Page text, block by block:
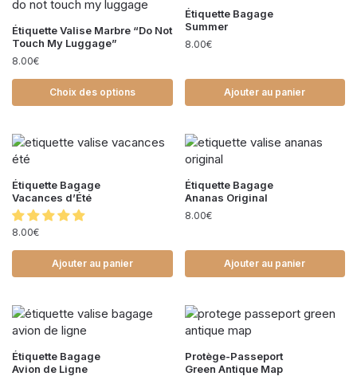
Étiquette Valise Marbre “Do Not
Touch My Luggage”
8.00€
Choix des options
Étiquette Bagage
Summer
8.00€
Ajouter au panier
Étiquette Bagage
Vacances d’Été
8.00€
Ajouter au panier
Étiquette Bagage
Ananas Original
8.00€
Ajouter au panier
Étiquette Bagage
Avion de Ligne
Protège-Passeport
Green Antique Map